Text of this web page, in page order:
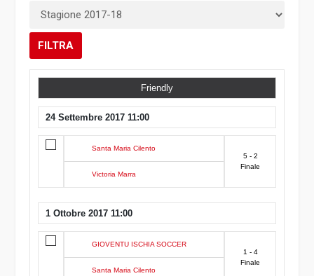
FILTRA
Friendly
24 Settembre 2017 11:00
Santa Maria Cilento
Victoria Marra
5 - 2
Finale
1 Ottobre 2017 11:00
GIOVENTU ISCHIA SOCCER
Santa Maria Cilento
1 - 4
Finale